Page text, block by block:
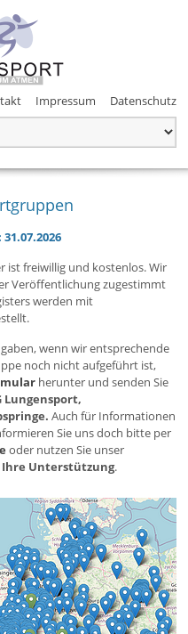
Impressum Datenschutz
ist freiwillig und kostenlos. Wir
Veröffentlichung zugestimmt
werden mit
wenn wir entsprechende
noch nicht aufgeführt ist,
herunter und senden Sie
Lungensport,
Auch für Informationen
Sie uns doch bitte per
oder nutzen Sie unser
Unterstützung.